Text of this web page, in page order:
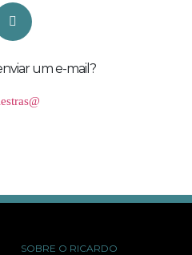
um e-mail?
SOBRE O RICARDO